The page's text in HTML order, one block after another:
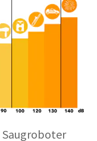
Saugroboter